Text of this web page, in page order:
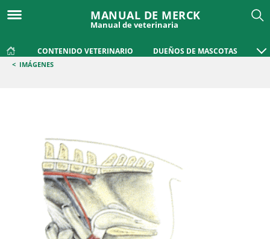
MANUAL DE MERCK
Manual de veterinaria
CONTENIDO VETERINARIO DUEÑOS DE MASCOTAS
< IMÁGENES